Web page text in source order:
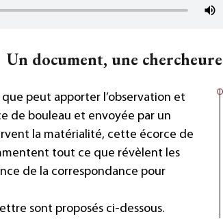
Un document, une chercheure
peut apporter l’observation et
de bouleau et envoyée par un
la matérialité, cette écorce de
tout ce que révèlent les
de la correspondance pour
sont proposés ci-dessous.